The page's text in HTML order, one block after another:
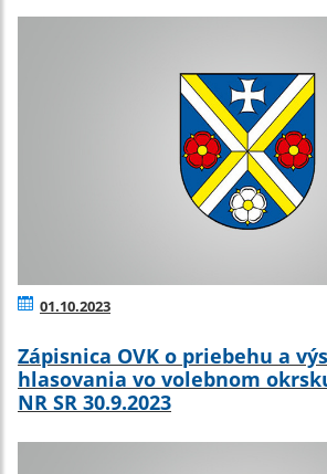
01.10.2023
Zápisnica OVK o priebehu a
hlasovania vo volebnom
NR SR 30.9.2023